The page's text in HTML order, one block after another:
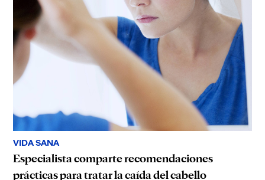
VIDA SANA
Especialista comparte recomendaciones
prácticas para tratar la caída del cabello